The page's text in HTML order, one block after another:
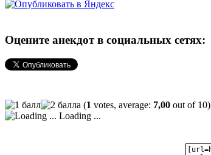
Оцените анекдот в социальных сетях:
(1 votes, average: 7,00 out of 10)
Loading ...